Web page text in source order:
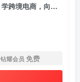
TikTok直播带货实战训练营，引流爆单，学跨境电商，向全球卖货！
钻耀会员 免费